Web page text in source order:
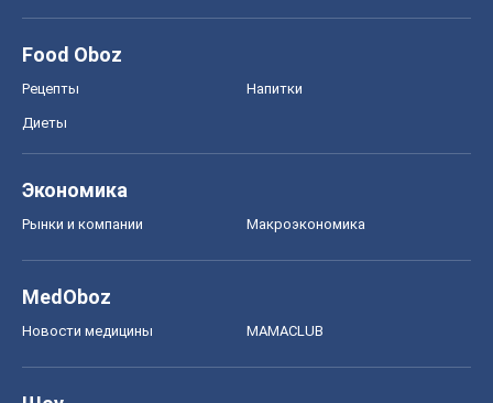
Food Oboz
Рецепты Напитки
Диеты
Экономика
Рынки и компании Mакроэкономика
MedOboz
Новости медицины MAMACLUB